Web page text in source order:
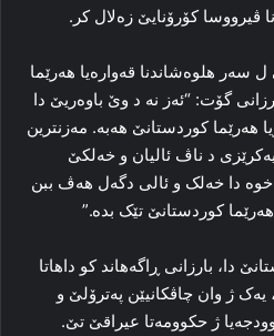
ڤیرووسا کۆرۆنایێ زه‌لال کر.
هلوه‌شاندنا قەوارەیا هه‌رێما
گۆت: “ئه‌ز نه‌ د وێ باوه‌ریێ دا‌
کوردستانێ هه‌به‌. مه‌زنترین
د ناڤ ئالیان و خه‌لکێ
خوه‌ دا‌ خه‌لک و ئالی دگه‌ل هه‌ڤ ببن
کوردستانێ تێک بده‌.”
دا، بارزانی ڕاگەهاند کو داهاتا
ژ وان چاڤکانیێن په‌ترۆلێ و
ژ حکوومه‌تا عیراقێ تێ‌.